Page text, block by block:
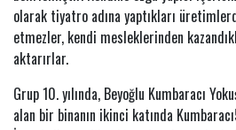
olarak tiyatro adına yaptıkları
etmezler, kendi mesleklerinden
aktarırlar.
Grup 10. yılında, Beyoğlu Kumbaracı
alan bir binanın ikinci katında